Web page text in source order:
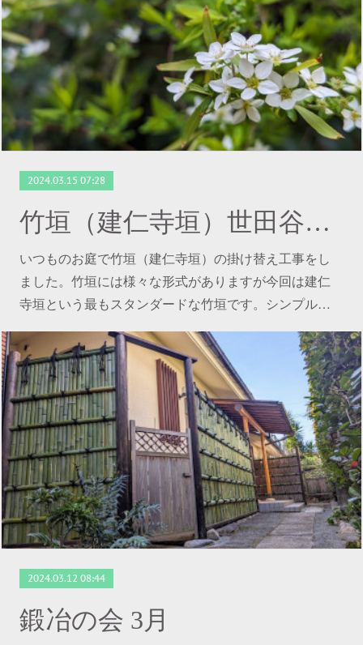
2024.03.15 07:28
竹垣（建仁寺垣）世田谷の植木屋
いつものお庭で竹垣（建仁寺垣）の掛け替え工事をし
ました。竹垣には様々な形式がありますが今回は建仁
寺垣という最もスタンダードな竹垣です。シンプル…
2024.03.12 08:44
鍛冶の会 3月